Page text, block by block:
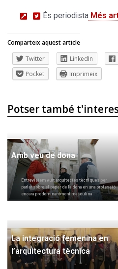
És periodista Més
Comparteix aquest article
Twitter
LinkedIn
Pocket
Imprimeix
Potser també
Amb veu de dona
Entrevistem vuit arquitectes tècniques per
parlar sobre el paper de la dona en una professió
encara predominantment masculina
La integració femenina en
l’arquitectura tècnica